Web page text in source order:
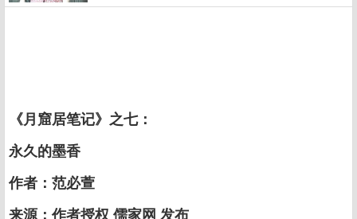
《月窟居笔记》之七：
永久的墨香
作者：范必萱
来源：作者授权 儒家网 发布